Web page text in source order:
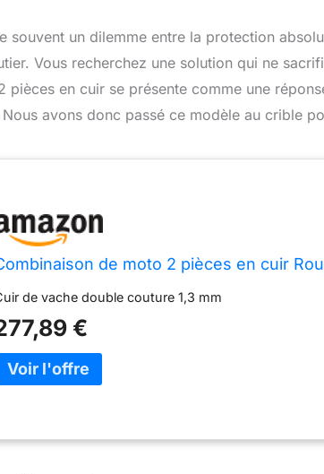
souvent un dilemme entre la protection
Vous recherchez une solution qui ne
en cuir se présente comme une
avons donc passé ce modèle au crible
de moto 2 pièces en cuir
de vache double couture 1,3 mm
€